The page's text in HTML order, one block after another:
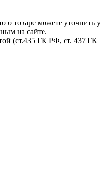
о товаре можете уточнить у
на сайте.
(ст.435 ГК РФ, cт. 437 ГК